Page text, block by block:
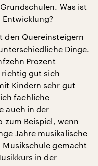
Was ist
den Quereinsteigern
Dinge.
Prozent
richtig gut sich
Kindern sehr gut
fachliche
auch in der
zum Beispiel, wenn
Jahre musikalische
gemacht
in der